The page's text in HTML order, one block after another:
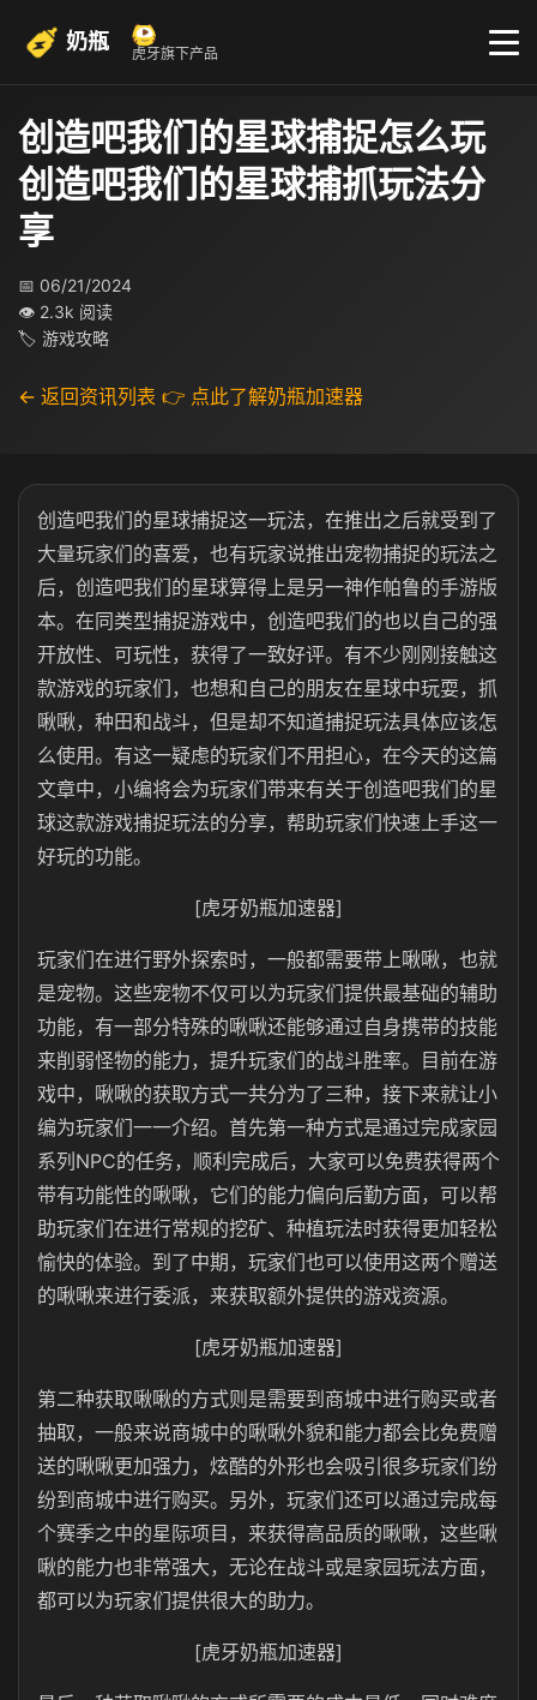
奶瓶 虎牙旗下产品
创造吧我们的星球捕捉怎么玩
创造吧我们的星球捕抓玩法分
享
📅 06/21/2024
👁 2.3k 阅读
🏷 游戏攻略
← 返回资讯列表 👉 点此了解奶瓶加速器
创造吧我们的星球捕捉这一玩法，在推出之后就受到了
大量玩家们的喜爱，也有玩家说推出宠物捕捉的玩法之
后，创造吧我们的星球算得上是另一神作帕鲁的手游版
本。在同类型捕捉游戏中，创造吧我们的也以自己的强
开放性、可玩性，获得了一致好评。有不少刚刚接触这
款游戏的玩家们，也想和自己的朋友在星球中玩耍，抓
啾啾，种田和战斗，但是却不知道捕捉玩法具体应该怎
么使用。有这一疑虑的玩家们不用担心，在今天的这篇
文章中，小编将会为玩家们带来有关于创造吧我们的星
球这款游戏捕捉玩法的分享，帮助玩家们快速上手这一
好玩的功能。
[虎牙奶瓶加速器]
玩家们在进行野外探索时，一般都需要带上啾啾，也就
是宠物。这些宠物不仅可以为玩家们提供最基础的辅助
功能，有一部分特殊的啾啾还能够通过自身携带的技能
来削弱怪物的能力，提升玩家们的战斗胜率。目前在游
戏中，啾啾的获取方式一共分为了三种，接下来就让小
编为玩家们一一介绍。首先第一种方式是通过完成家园
系列NPC的任务，顺利完成后，大家可以免费获得两个
带有功能性的啾啾，它们的能力偏向后勤方面，可以帮
助玩家们在进行常规的挖矿、种植玩法时获得更加轻松
愉快的体验。到了中期，玩家们也可以使用这两个赠送
的啾啾来进行委派，来获取额外提供的游戏资源。
[虎牙奶瓶加速器]
第二种获取啾啾的方式则是需要到商城中进行购买或者
抽取，一般来说商城中的啾啾外貌和能力都会比免费赠
送的啾啾更加强力，炫酷的外形也会吸引很多玩家们纷
纷到商城中进行购买。另外，玩家们还可以通过完成每
个赛季之中的星际项目，来获得高品质的啾啾，这些啾
啾的能力也非常强大，无论在战斗或是家园玩法方面，
都可以为玩家们提供很大的助力。
[虎牙奶瓶加速器]